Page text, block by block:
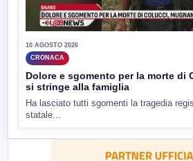
10 AGOSTO 2026
CRONACA
Dolore e sgomento per la morte di
si stringe alla famiglia
Ha lasciato tutti sgomenti la tragedia
statale...